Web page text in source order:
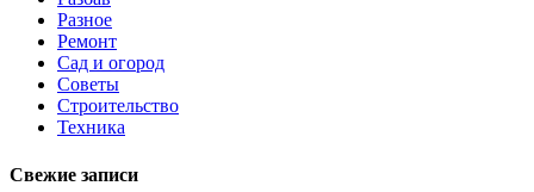
Разное
Ремонт
Сад и огород
Советы
Строительство
Техника
Свежие записи